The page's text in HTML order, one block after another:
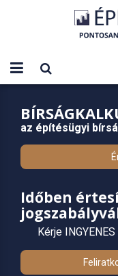
az építésügyi
Időben
Kérje